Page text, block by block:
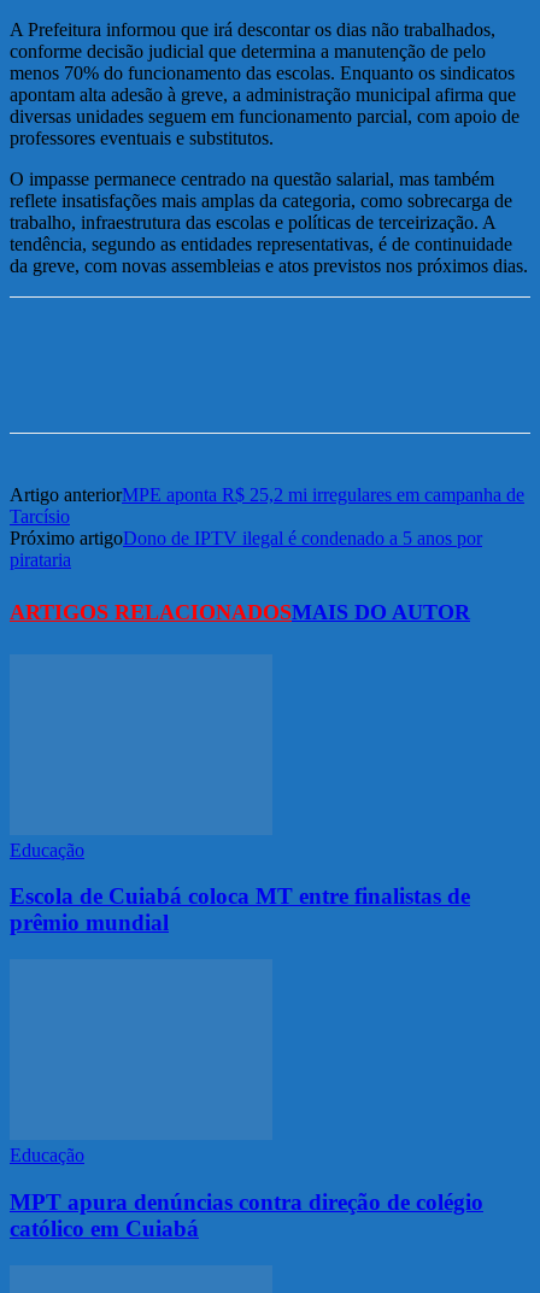
A Prefeitura informou que irá descontar os dias não trabalhados,
conforme decisão judicial que determina a manutenção de pelo
menos 70% do funcionamento das escolas. Enquanto os sindicatos
apontam alta adesão à greve, a administração municipal afirma que
diversas unidades seguem em funcionamento parcial, com apoio de
professores eventuais e substitutos.
O impasse permanece centrado na questão salarial, mas também
reflete insatisfações mais amplas da categoria, como sobrecarga de
trabalho, infraestrutura das escolas e políticas de terceirização. A
tendência, segundo as entidades representativas, é de continuidade
da greve, com novas assembleias e atos previstos nos próximos dias.
Artigo anteriorMPE aponta R$ 25,2 mi irregulares em campanha de
Tarcísio
Próximo artigoDono de IPTV ilegal é condenado a 5 anos por
pirataria
ARTIGOS RELACIONADOSMAIS DO AUTOR
Educação
Escola de Cuiabá coloca MT entre finalistas de
prêmio mundial
Educação
MPT apura denúncias contra direção de colégio
católico em Cuiabá